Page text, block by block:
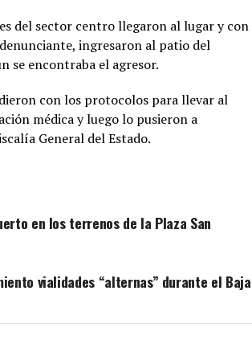
del sector centro llegaron al lugar y con
ingresaron al patio del
se encontraba el agresor.
con los protocolos para llevar al
médica y luego lo pusieron a
General del Estado.
en los terrenos de la Plaza San
vialidades “alternas” durante el Baja